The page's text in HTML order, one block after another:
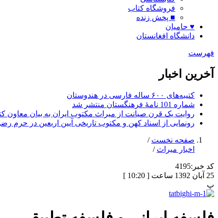
فروشگاه کتاب
■ پخش زنده
♥ حامیان
دانشگاه افغانستان
فهرست
آخرین اخبار
کتیبه‌های ۶۰۰ ساله فارسی در هندوستان
شماره 101 نامۀ فرهنگستان منتشر شد
روایت یک قرن صیانت از میراث مکتوب ایران به بیان معاون
رونمایی از اسناد کهن و مکتوب تاریخی آیین اربعین در حرم
صفحه نخست /
اخبار میراث /
کد خبر:4195
25 آبان 1392 ساعت [ 10:20 ]
پ